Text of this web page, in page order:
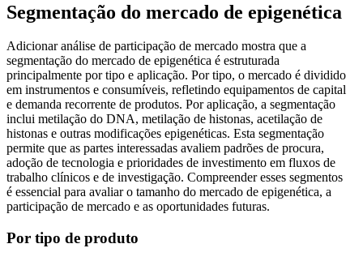
Segmentação do mercado de epigenética
Adicionar análise de participação de mercado mostra que a
segmentação do mercado de epigenética é estruturada
principalmente por tipo e aplicação. Por tipo, o mercado é dividido
em instrumentos e consumíveis, refletindo equipamentos de capital
e demanda recorrente de produtos. Por aplicação, a segmentação
inclui metilação do DNA, metilação de histonas, acetilação de
histonas e outras modificações epigenéticas. Esta segmentação
permite que as partes interessadas avaliem padrões de procura,
adoção de tecnologia e prioridades de investimento em fluxos de
trabalho clínicos e de investigação. Compreender esses segmentos
é essencial para avaliar o tamanho do mercado de epigenética, a
participação de mercado e as oportunidades futuras.
Por tipo de produto